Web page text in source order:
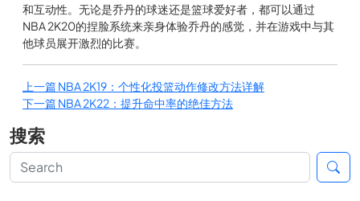
和互动性。无论是乔丹的球迷还是篮球爱好者，都可以通过
NBA 2K20的捏脸系统来亲身体验乔丹的感觉，并在游戏中与其
他球员展开激烈的比赛。
上一篇NBA 2K19：个性化投篮动作修改方法详解
下一篇NBA 2K22：提升命中率的绝佳方法
搜索